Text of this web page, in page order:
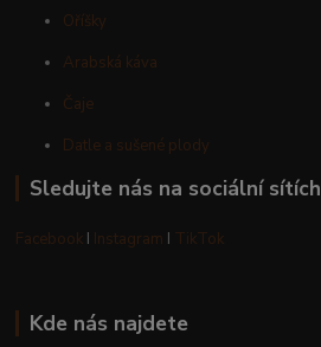
Oříšky
Arabská káva
Čaje
Datle a sušené plody
Sledujte nás na sociální sítích
Facebook I Instagram I TikTok
Kde nás najdete